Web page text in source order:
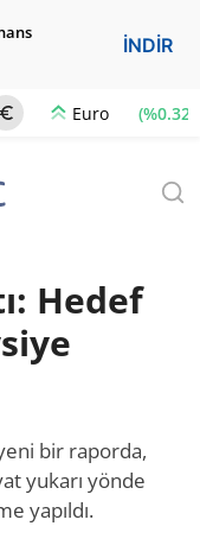
İNDİR
Euro (%0.32)
Hedef
bir raporda,
yukarı yönde
yapıldı.